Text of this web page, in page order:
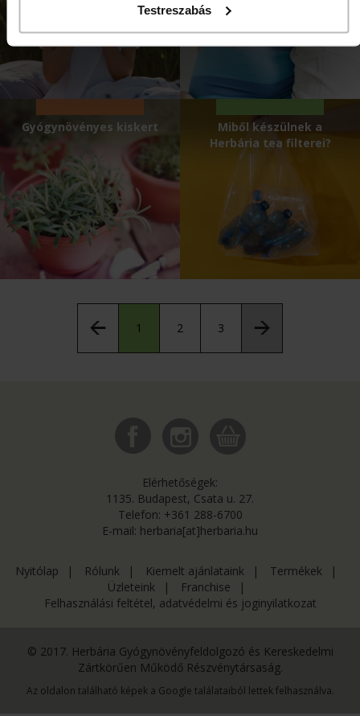
Testreszabás
Gyógynövényes kiskert
Miből készülnek a
Herbária tea filterei?
1 2 3
Elérhetőségek:
1135. Budapest, Csata u. 27.
Telefon: +361 288-6700
E-mail: herbaria[at]herbaria.hu
Nyitólap | Rólunk | Kiemelt ajánlataink | Termékek
|
Üzleteink
| Franchise
|
Felhasználási feltétel, adatvédelmi és joginyilatkozat
© 2017. Herbária Gyógynövényfeldolgozó és Kereskedelmi
Zártkörűen Működő Részvénytársaság.
Az oldalon található képek a Google találataiból lettek felhasználva.